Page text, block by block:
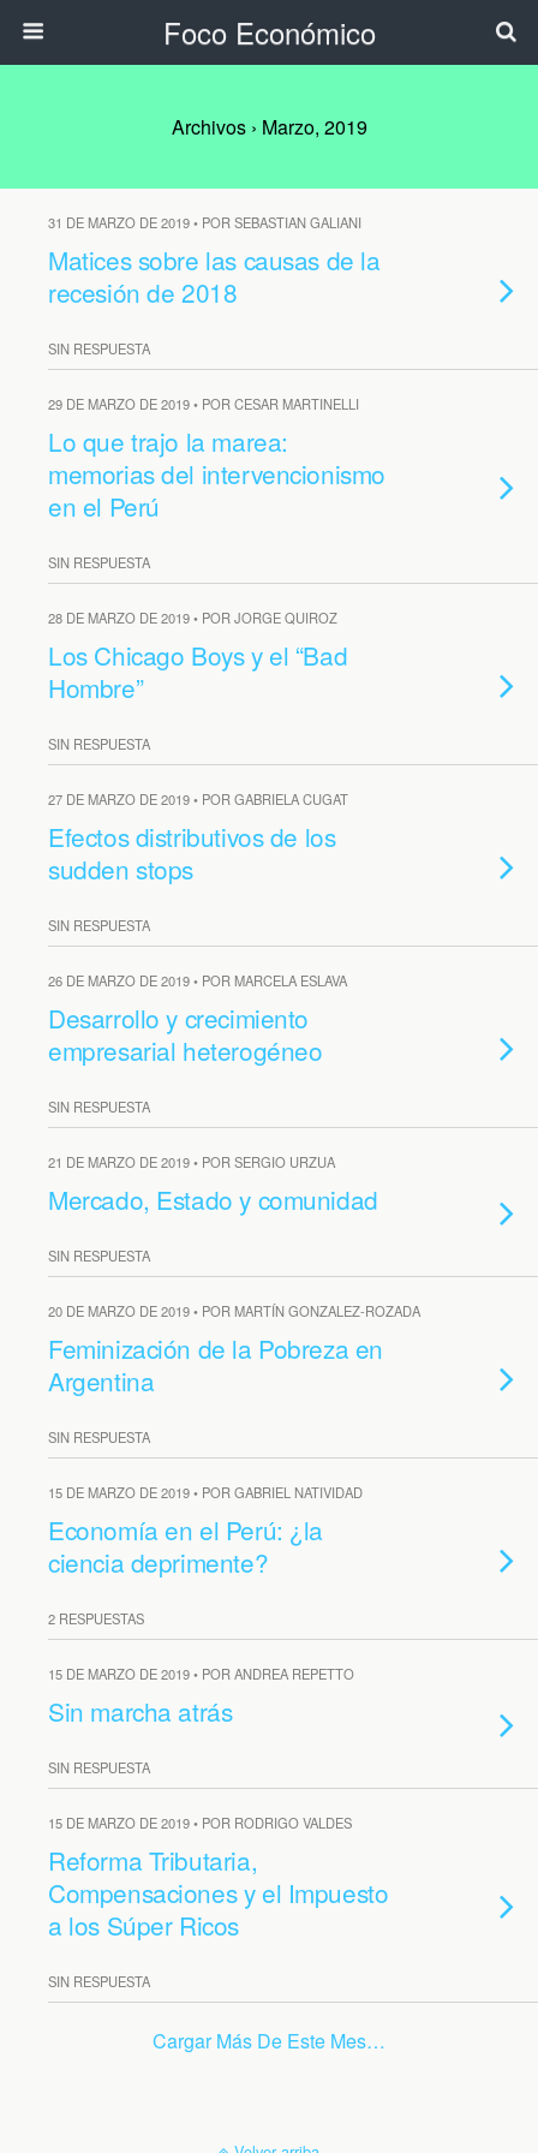
Foco Económico
Archivos › Marzo, 2019
31 DE MARZO DE 2019 • POR SEBASTIAN GALIANI
Matices sobre las causas de la
recesión de 2018
SIN RESPUESTA
29 DE MARZO DE 2019 • POR CESAR MARTINELLI
Lo que trajo la marea:
memorias del intervencionismo
en el Perú
SIN RESPUESTA
28 DE MARZO DE 2019 • POR JORGE QUIROZ
Los Chicago Boys y el “Bad
Hombre”
SIN RESPUESTA
27 DE MARZO DE 2019 • POR GABRIELA CUGAT
Efectos distributivos de los
sudden stops
SIN RESPUESTA
26 DE MARZO DE 2019 • POR MARCELA ESLAVA
Desarrollo y crecimiento
empresarial heterogéneo
SIN RESPUESTA
21 DE MARZO DE 2019 • POR SERGIO URZUA
Mercado, Estado y comunidad
SIN RESPUESTA
20 DE MARZO DE 2019 • POR MARTÍN GONZALEZ-ROZADA
Feminización de la Pobreza en
Argentina
SIN RESPUESTA
15 DE MARZO DE 2019 • POR GABRIEL NATIVIDAD
Economía en el Perú: ¿la
ciencia deprimente?
2 RESPUESTAS
15 DE MARZO DE 2019 • POR ANDREA REPETTO
Sin marcha atrás
SIN RESPUESTA
15 DE MARZO DE 2019 • POR RODRIGO VALDES
Reforma Tributaria,
Compensaciones y el Impuesto
a los Súper Ricos
SIN RESPUESTA
Cargar Más De Este Mes…